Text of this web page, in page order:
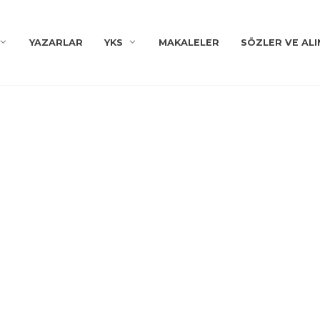
YAZARLAR YKS MAKALELER SÖZLER VE